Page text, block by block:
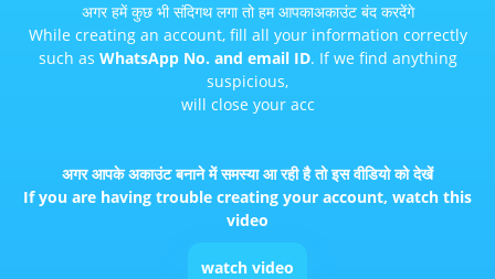
अगर हमें कुछ भी संदिगथ लगा तो हम आपकाअकाउंट बंद करदेंगे
While creating an account, fill all your information correctly
such as WhatsApp No. and email ID. If we find anything
suspicious,
will close your acc
अगर आपके अकाउंट बनाने में समस्या आ रही है तो इस वीडियो को देखें
If you are having trouble creating your account, watch this
video
watch video